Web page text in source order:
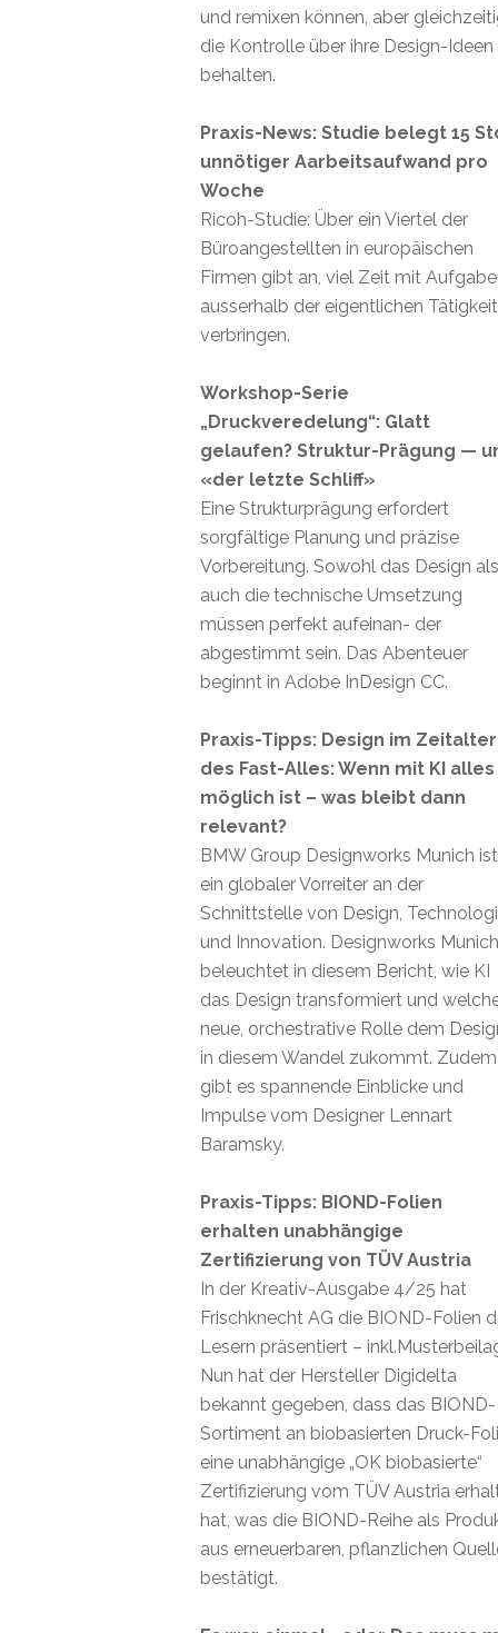
und remixen können, aber
die Kontrolle über ihre Design-Ideen
behalten.
Praxis-News: Studie belegt 15
unnötiger Aarbeitsaufwand pro
Woche
Ricoh-Studie: Über ein Viertel der
Büroangestellten in europäischen
Firmen gibt an, viel Zeit mit
ausserhalb der eigentlichen
verbringen.
Workshop-Serie
„Druckveredelung“: Glatt
gelaufen? Struktur-Prägung —
«der letzte Schliff»
Eine Strukturprägung erfordert
sorgfältige Planung und präzise
Vorbereitung. Sowohl das Design als
auch die technische Umsetzung
müssen perfekt aufeinan- der
abgestimmt sein. Das Abenteuer
beginnt in Adobe InDesign CC.
Praxis-Tipps: Design im Zeitalter
des Fast-Alles: Wenn mit KI alles
möglich ist – was bleibt dann
relevant?
BMW Group Designworks Munich ist
ein globaler Vorreiter an der
Schnittstelle von Design,
und Innovation. Designworks Munich
beleuchtet in diesem Bericht, wie KI
das Design transformiert und
neue, orchestrative Rolle dem
in diesem Wandel zukommt. Zudem
gibt es spannende Einblicke und
Impulse vom Designer Lennart
Baramsky.
Praxis-Tipps: BIOND-Folien
erhalten unabhängige
Zertifizierung von TÜV Austria
In der Kreativ-Ausgabe 4/25 hat
Frischknecht AG die BIOND-Folien
Lesern präsentiert –
Nun hat der Hersteller Digidelta
bekannt gegeben, dass das BIOND-
Sortiment an biobasierten Druck-
eine unabhängige „OK biobasierte“
Zertifizierung vom TÜV Austria
hat, was die BIOND-Reihe als
aus erneuerbaren, pflanzlichen
bestätigt.